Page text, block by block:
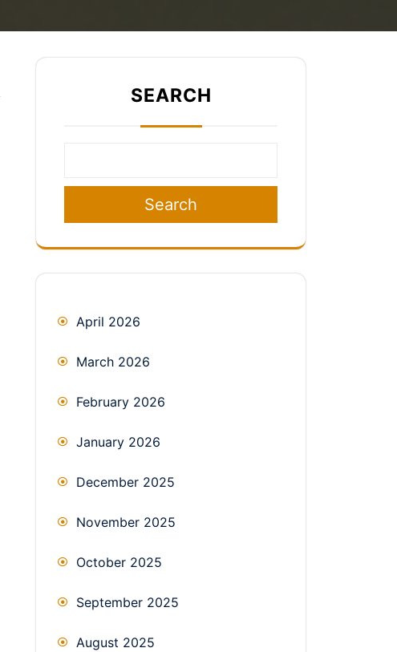
SEARCH
Search
April 2026
March 2026
February 2026
January 2026
December 2025
November 2025
October 2025
September 2025
August 2025